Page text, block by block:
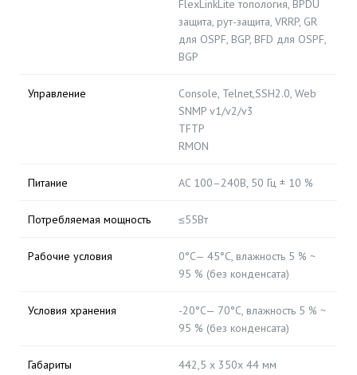
FlexLinkLite топология, BPDU
защита, рут-защита, VRRP, GR
для OSPF, BGP, BFD для OSPF,
BGP
Управление
Console, Telnet,SSH2.0, Web
SNMP v1/v2/v3
TFTP
RMON
Питание AC 100–240В, 50 Гц ± 10 %
Потребляемая мощность ≤55Вт
Рабочие условия
0°C— 45°C, влажность 5 % ~
95 % (без конденсата)
Условия хранения
-20°C— 70°C, влажность 5 % ~
95 % (без конденсата)
Габариты 442,5 х 350х 44 мм